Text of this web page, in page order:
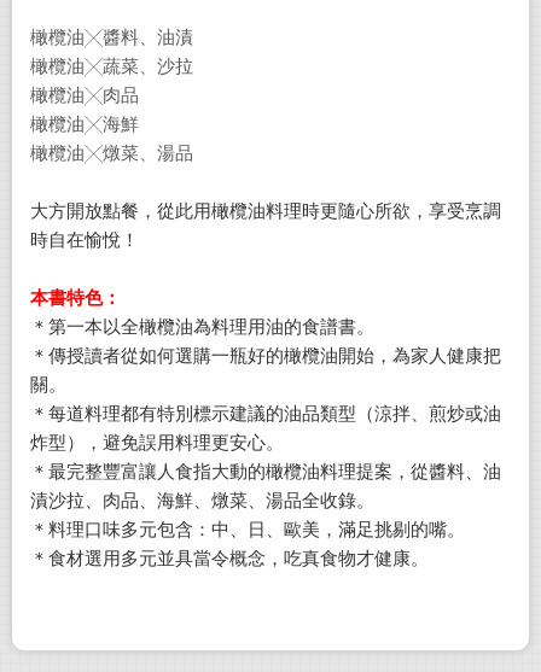
橄欖油╳醬料、油漬
橄欖油╳蔬菜、沙拉
橄欖油╳肉品
橄欖油╳海鮮
橄欖油╳燉菜、湯品
大方開放點餐，從此用橄欖油料理時更隨心所欲，享受烹調
時自在愉悅！
本書特色：
＊第一本以全橄欖油為料理用油的食譜書。
＊傳授讀者從如何選購一瓶好的橄欖油開始，為家人健康把
關。
＊每道料理都有特別標示建議的油品類型（涼拌、煎炒或油
炸型），避免誤用料理更安心。
＊最完整豐富讓人食指大動的橄欖油料理提案，從醬料、油
漬沙拉、肉品、海鮮、燉菜、湯品全收錄。
＊料理口味多元包含：中、日、歐美，滿足挑剔的嘴。
＊食材選用多元並具當令概念，吃真食物才健康。